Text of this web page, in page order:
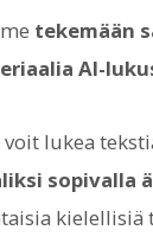
tekemään
AI-
lukea
sopivalla
kielellisiä